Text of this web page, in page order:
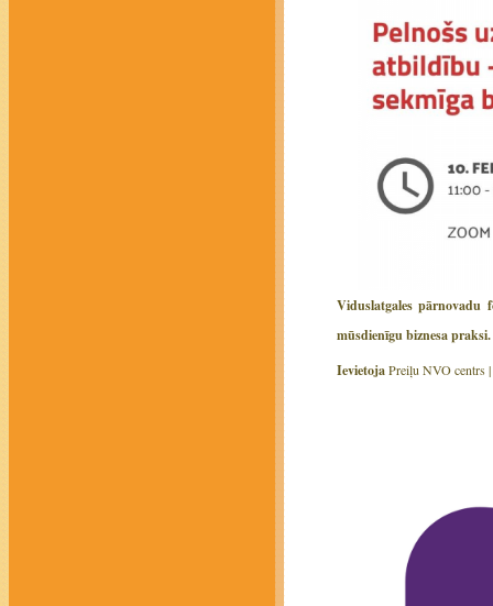
Viduslatgales pārnovadu
mūsdienīgu biznesa praksi.
IevietojaPreiļu NVO centrs |